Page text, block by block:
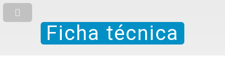
Ficha técnica